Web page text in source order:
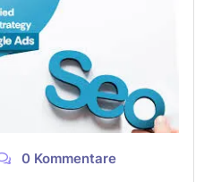
0 Kommentare